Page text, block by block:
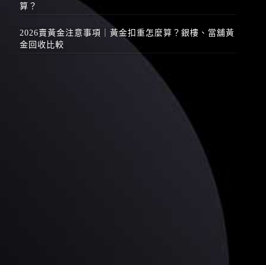
算？
2026賣黃金注意事項｜黃金扣重怎麼算？銀樓、當舖黃
金回收比較